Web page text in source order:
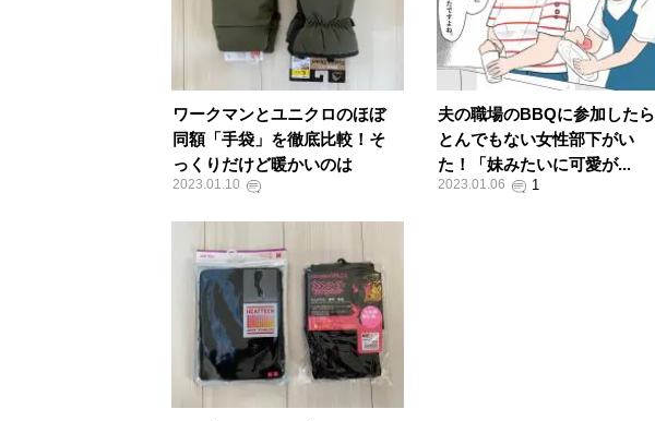
ワークマンとユニクロのほぼ
同額「手袋」を徹底比較！そ
っくりだけど暖かいのは
2023.01.10
夫の職場のBBQに参加したら
とんでもない女性部下がい
た！「妹みたいに可愛が...
2023.01.06